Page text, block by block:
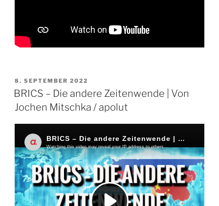
VERÖFFENTLICHT
AM
8. SEPTEMBER 2022
BRICS – Die andere Zeitenwende | Von
Jochen Mitschka / apolut